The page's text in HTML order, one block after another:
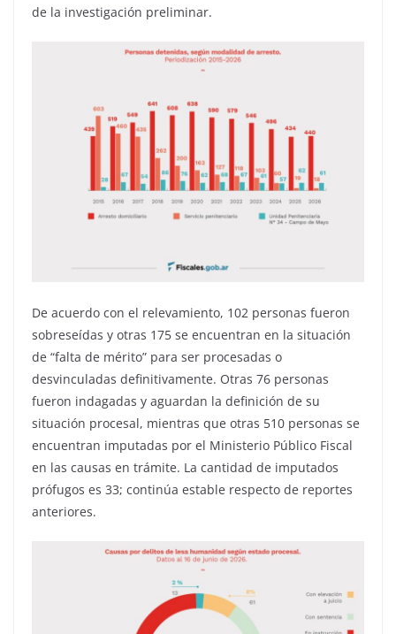
de la investigación preliminar.
De acuerdo con el relevamiento, 102 personas fueron
sobreseídas y otras 175 se encuentran en la situación
de “falta de mérito” para ser procesadas o
desvinculadas definitivamente. Otras 76 personas
fueron indagadas y aguardan la definición de su
situación procesal, mientras que otras 510 personas se
encuentran imputadas por el Ministerio Público Fiscal
en las causas en trámite. La cantidad de imputados
prófugos es 33; continúa estable respecto de reportes
anteriores.